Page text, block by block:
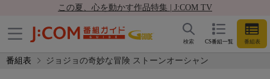
この夏、心を動かす作品特集 | J:COM TV
CS番組一覧 番組表
検索
番組表 ジョジョの奇妙な冒険 ストーンオーシャン